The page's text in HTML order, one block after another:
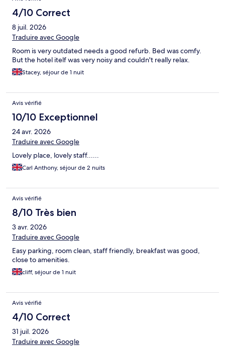
4/10 Correct
8 juil. 2026
Traduire avec Google
Room is very outdated needs a good refurb. Bed was comfy.
But the hotel itelf was very noisy and couldn't really relax.
Stacey, séjour de 1 nuit
Avis vérifié
10/10 Exceptionnel
24 avr. 2026
Traduire avec Google
Lovely place, lovely staff......
Carl Anthony, séjour de 2 nuits
Avis vérifié
8/10 Très bien
3 avr. 2026
Traduire avec Google
Easy parking, room clean, staff friendly, breakfast was good,
close to amenities.
cliff, séjour de 1 nuit
Avis vérifié
4/10 Correct
31 juil. 2026
Traduire avec Google